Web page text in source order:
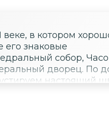
в котором
его знаковые
собор,
дворец. По
настоящий